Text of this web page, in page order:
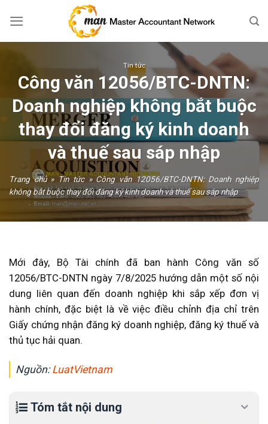
Tin tức
Công văn 12056/BTC-DNTN:
Doanh nghiệp không bắt buộc
thay đổi đăng ký kinh doanh
và thuế sau sáp nhập
Trang chủ» Tin tức» Công văn 12056/BTC-DNTN: Doanh nghiệp
không bắt buộc thay đổi đăng ký kinh doanh và thuế sau sáp nhập
Mới đây, Bộ Tài chính đã ban hành Công văn số
12056/BTC-DNTN ngày 7/8/2025 hướng dẫn một số nội
dung liên quan đến doanh nghiệp khi sắp xếp đơn vị
hành chính, đặc biệt là về việc điều chỉnh địa chỉ trên
Giấy chứng nhận đăng ký doanh nghiệp, đăng ký thuế và
thủ tục hải quan.
Nguồn:LuatVietnam
Tóm tắt nội dung